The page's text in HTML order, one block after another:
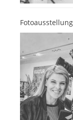
Fotoausstellung